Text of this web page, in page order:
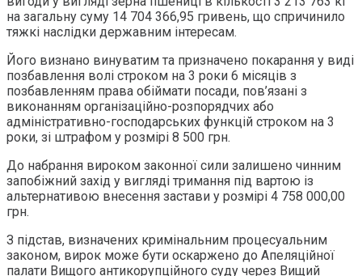
на загальну суму 14 704 366,95 гривень, що спричинило
тяжкі наслідки державним інтересам.
Його визнано винуватим та призначено покарання у виді
позбавлення волі строком на 3 роки 6 місяців з
позбавленням права обіймати посади, пов’язані з
виконанням організаційно-розпорядчих або
адміністративно-господарських функцій строком на 3
роки, зі штрафом у розмірі 8 500 грн.
До набрання вироком законної сили залишено чинним
запобіжний захід у вигляді тримання під вартою із
альтернативою внесення застави у розмірі 4 758 000,00
грн.
З підстав, визначених кримінальним процесуальним
законом, вирок може бути оскаржено до Апеляційної
палати Вищого антикорупційного суду через Вищий